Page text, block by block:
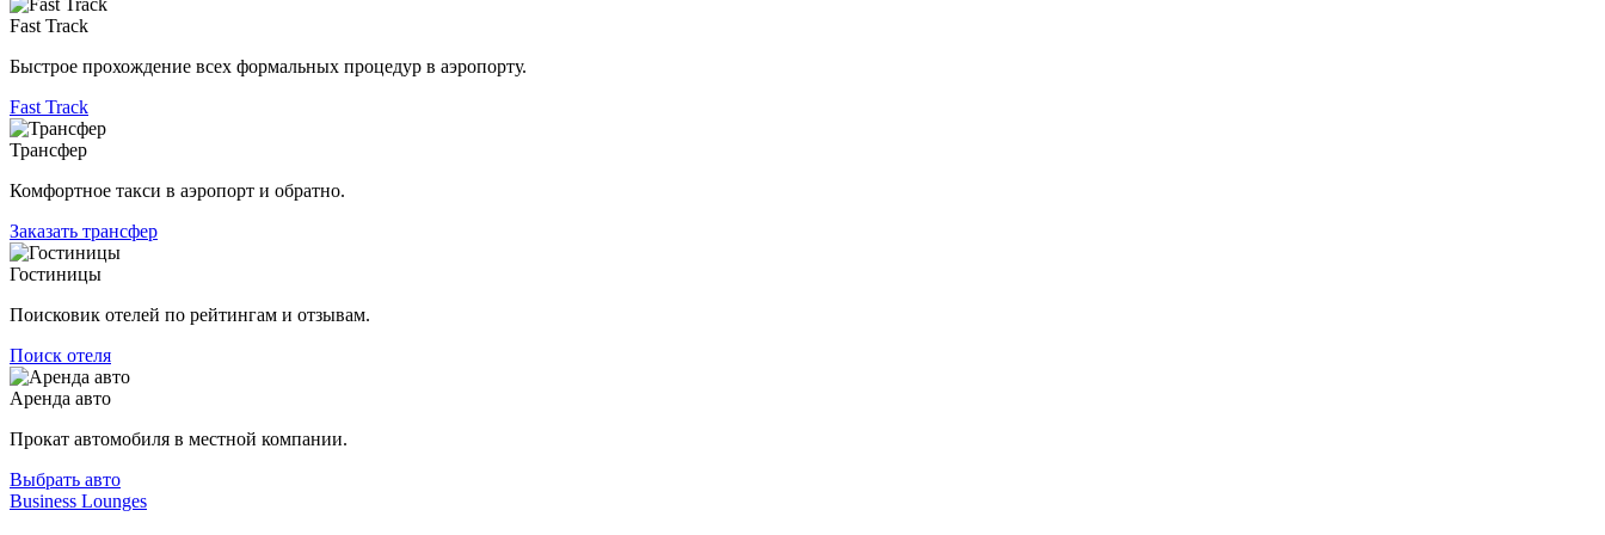
Fast Track
Быстрое прохождение всех формальных процедур в аэропорту.
Fast Track
Трансфер
Комфортное такси в аэропорт и обратно.
Заказать трансфер
Гостиницы
Поисковик отелей по рейтингам и отзывам.
Поиск отеля
Аренда авто
Прокат автомобиля в местной компании.
Выбрать авто
Business Lounges